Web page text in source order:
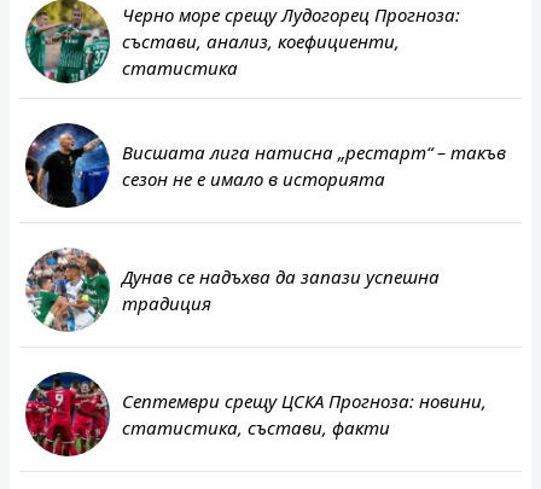
Черно море срещу Лудогорец Прогноза:
състави, анализ, коефициенти,
статистика
Висшата лига натисна „рестарт“ – такъв
сезон не е имало в историята
Дунав се надъхва да запази успешна
традиция
Септември срещу ЦСКА Прогноза: новини,
статистика, състави, факти